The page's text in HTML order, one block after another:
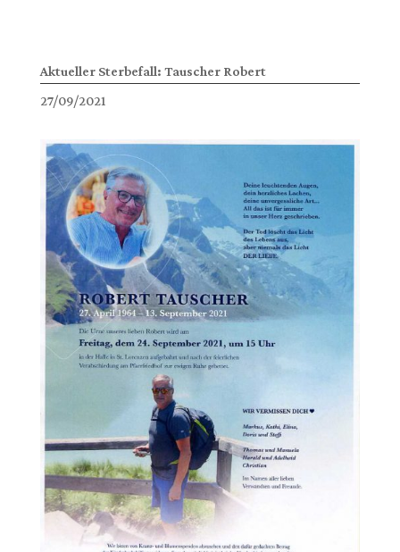
Aktueller Sterbefall: Tauscher Robert
27/09/2021